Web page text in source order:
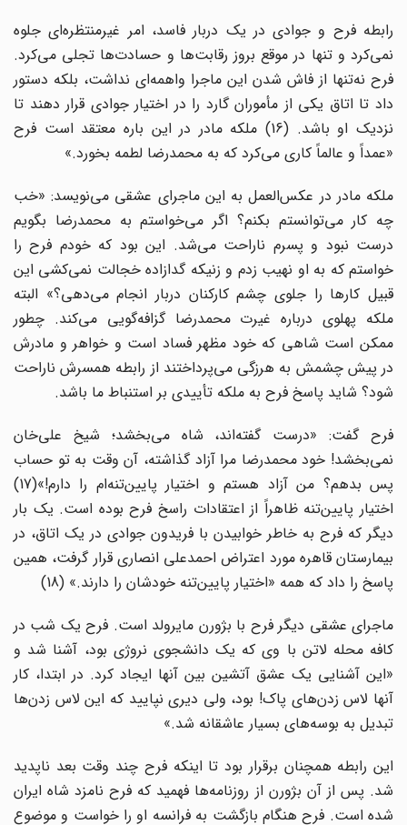
رابطه فرح و جوادی در یک دربار فاسد، امر غیرمنتظره‌ای جلوه
نمی‌کرد و تنها در موقع بروز رقابت‌ها و حسادت‌ها تجلی می‌کرد.
فرح نه‌تنها از فاش شدن این ماجرا واهمه‌ای نداشت، بلکه دستور
داد تا اتاق یکی از مأموران گارد را در اختیار جوادی قرار دهند تا
نزدیک او باشد. (16) ملکه مادر در این باره معتقد است فرح
«عمداً و عالماً کاری می‌کرد که به محمدرضا لطمه بخورد.»
ملکه مادر در عکس‌العمل به این ماجرای عشقی می‌نویسد: «خب
چه کار می‌توانستم بکنم؟ اگر می‌خواستم به محمدرضا بگویم
درست نبود و پسرم ناراحت می‌شد. این بود که خودم فرح را
خواستم که به او نهیب زدم و زنیکه گدازاده خجالت نمی‌کشی این
قبیل کارها را جلوی چشم کارکنان دربار انجام می‌دهی؟» البته
ملکه پهلوی درباره غیرت محمدرضا گزافه‌گویی می‌کند. چطور
ممکن است شاهی که خود مظهر فساد است و خواهر و مادرش
در پیش چشمش به هرزگی می‌پرداختند از رابطه همسرش ناراحت
شود؟ شاید پاسخ فرح به ملکه تأییدی بر استنباط ما باشد.
فرح گفت: «درست گفته‌اند، شاه می‌بخشد؛ شیخ علی‌خان
نمی‌بخشد! خود محمدرضا مرا آزاد گذاشته، آن وقت به تو حساب
پس بدهم؟ من آزاد هستم و اختیار پایین‌تنه‌ام را دارم!»(17)
اختیار پایین‌تنه ظاهراً از اعتقادات راسخ فرح بوده است. یک بار
دیگر که فرح به خاطر خوابیدن با فریدون جوادی در یک اتاق، در
بیمارستان قاهره مورد اعتراض احمدعلی انصاری قرار گرفت، همین
پاسخ را داد که همه «اختیار پایین‌تنه خودشان را دارند.» (18)
ماجرای عشقی دیگر فرح با بژورن مایرولد است. فرح یک شب در
کافه محله لاتن با وی که یک دانشجوی نروژی بود، آشنا شد و
«این آشنایی یک عشق آتشین بین آنها ایجاد کرد. در ابتدا، کار
آنها لاس زدن‌های پاک! بود، ولی دیری نپایید که این لاس زدن‌ها
تبدیل به بوسه‌های بسیار عاشقانه شد.»
این رابطه همچنان برقرار بود تا اینکه فرح چند وقت بعد ناپدید
شد. پس از آن بژورن از روزنامه‌ها فهمید که فرح نامزد شاه ایران
شده است. فرح هنگام بازگشت به فرانسه او را خواست و موضوع